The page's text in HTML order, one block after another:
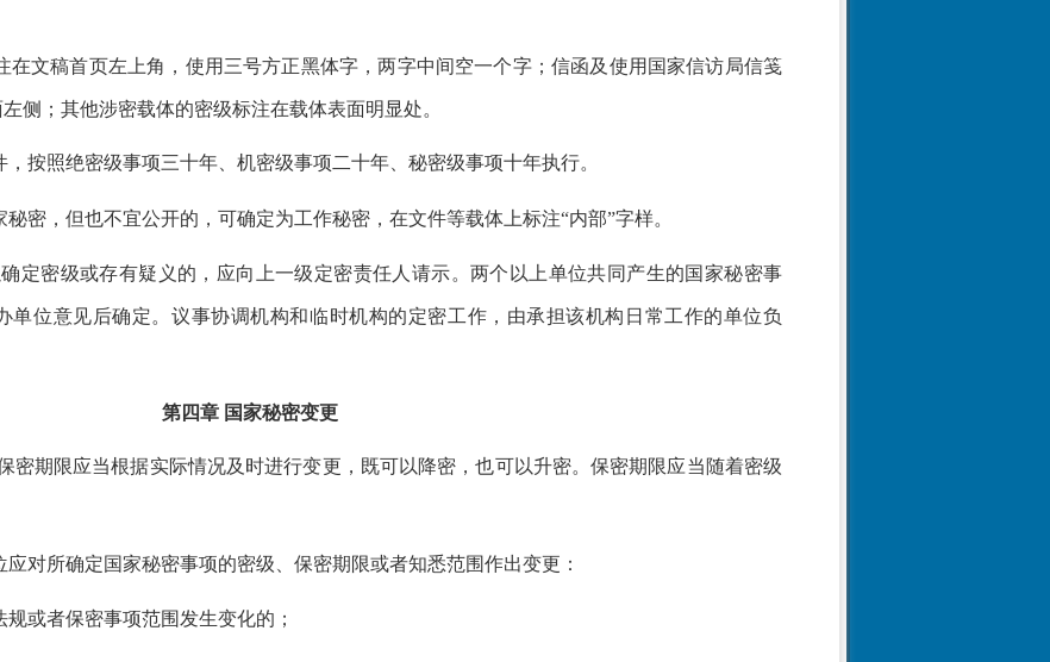
在文稿首页左上角，使用三号方正黑体字，两字中间空一个字；信函及使用国家信访局信笺
侧；其他涉密载体的密级标注在载体表面明显处。
按照绝密级事项三十年、机密级事项二十年、秘密级事项十年执行。
密，但也不宜公开的，可确定为工作秘密，在文件等载体上标注“内部”字样。
定密级或存有疑义的，应向上一级定密责任人请示。两个以上单位共同产生的国家秘密事
单位意见后确定。议事协调机构和临时机构的定密工作，由承担该机构日常工作的单位负
第四章 国家秘密变更
密期限应当根据实际情况及时进行变更，既可以降密，也可以升密。保密期限应当随着密级
对所确定国家秘密事项的密级、保密期限或者知悉范围作出变更：
规或者保密事项范围发生变化的；